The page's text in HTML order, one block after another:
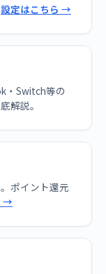
設定はこちら →
・Switch等の
解説。
ポイント還元
→